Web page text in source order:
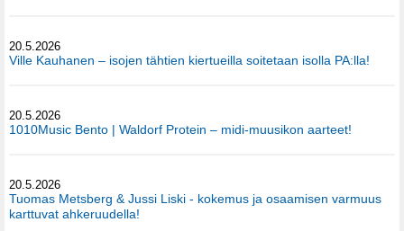
20.5.2026
Ville Kauhanen – isojen tähtien kiertueilla soitetaan isolla PA:lla!
20.5.2026
1010Music Bento | Waldorf Protein – midi-muusikon aarteet!
20.5.2026
Tuomas Metsberg & Jussi Liski - kokemus ja osaamisen varmuus
karttuvat ahkeruudella!